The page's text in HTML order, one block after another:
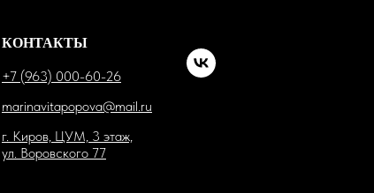
КОНТАКТЫ
+7 (963) 000-60-26
marinavitapopova@mail.ru
г. Киров, ЦУМ, 3 этаж,
ул. Воровского 77